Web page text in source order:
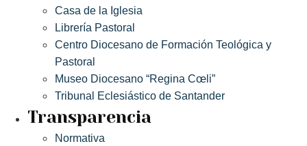
Casa de la Iglesia
Librería Pastoral
Centro Diocesano de Formación Teológica y
Pastoral
Museo Diocesano “Regina Cœli”
Tribunal Eclesiástico de Santander
Transparencia
Normativa